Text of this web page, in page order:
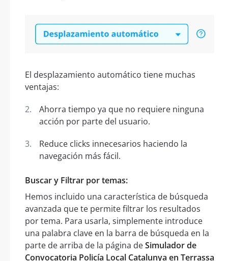
El desplazamiento automático tiene muchas
ventajas:
Ahorra tiempo ya que no requiere ninguna
acción por parte del usuario.
Reduce clicks innecesarios haciendo la
navegación más fácil.
Buscar y Filtrar por temas:
Hemos incluido una característica de búsqueda
avanzada que te permite filtrar los resultados
por tema. Para usarla, simplemente introduce
una palabra clave en la barra de búsqueda en la
parte de arriba de la página deSimulador de
Convocatoria Policía Local Catalunya en Terrassa